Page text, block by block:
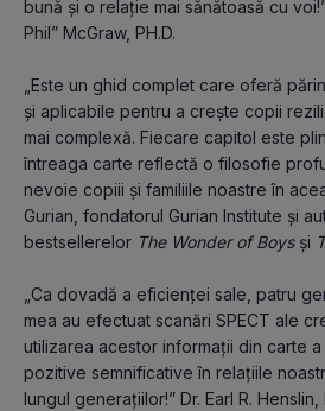
bună și o relație mai sănătoasă cu
Phil” McGraw, PH.D.
„Este un ghid complet care oferă
și aplicabile pentru a crește copii
mai complexă. Fiecare capitol este
întreaga carte reflectă o filosofie
nevoie copiii și familiile noastre în
Gurian, fondatorul Gurian Institute și
bestsellerelor The Wonder of Boys și
„Ca dovadă a eficienței sale, patru
mea au efectuat scanări SPECT ale
utilizarea acestor informații din carte a
pozitive semnificative în relațiile
lungul generațiilor!” Dr. Earl R. Henslin,